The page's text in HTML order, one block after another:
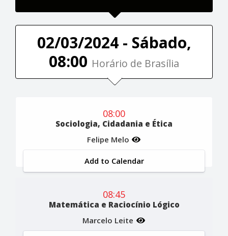
02/03/2024 - Sábado,
08:00 Horário de Brasília
08:00
Sociologia, Cidadania e Ética
Felipe Melo
Add to Calendar
08:45
Matemática e Raciocínio Lógico
Marcelo Leite